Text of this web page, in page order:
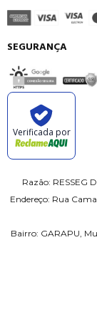
SEGURANÇA
Verificada por
Razão: RESSEG
Endereço: Rua
Bairro: GARAPU,